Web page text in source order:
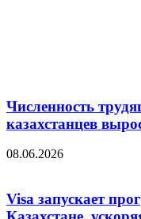
Численность
казахстанцев
08.06.2026
Visa запускает